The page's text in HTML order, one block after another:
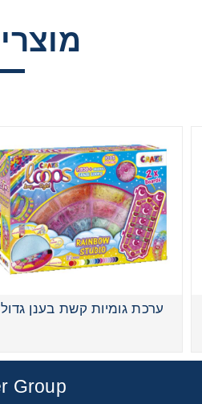
ערכת גומיות קשת בענן גדול
Group
מאג'יק סליים יד סטיקי